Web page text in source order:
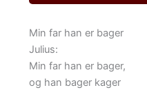
Min far han er bager
Julius:
Min far han er bager,
og han bager kager